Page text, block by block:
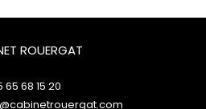
ROUERGAT
65 68 15 20